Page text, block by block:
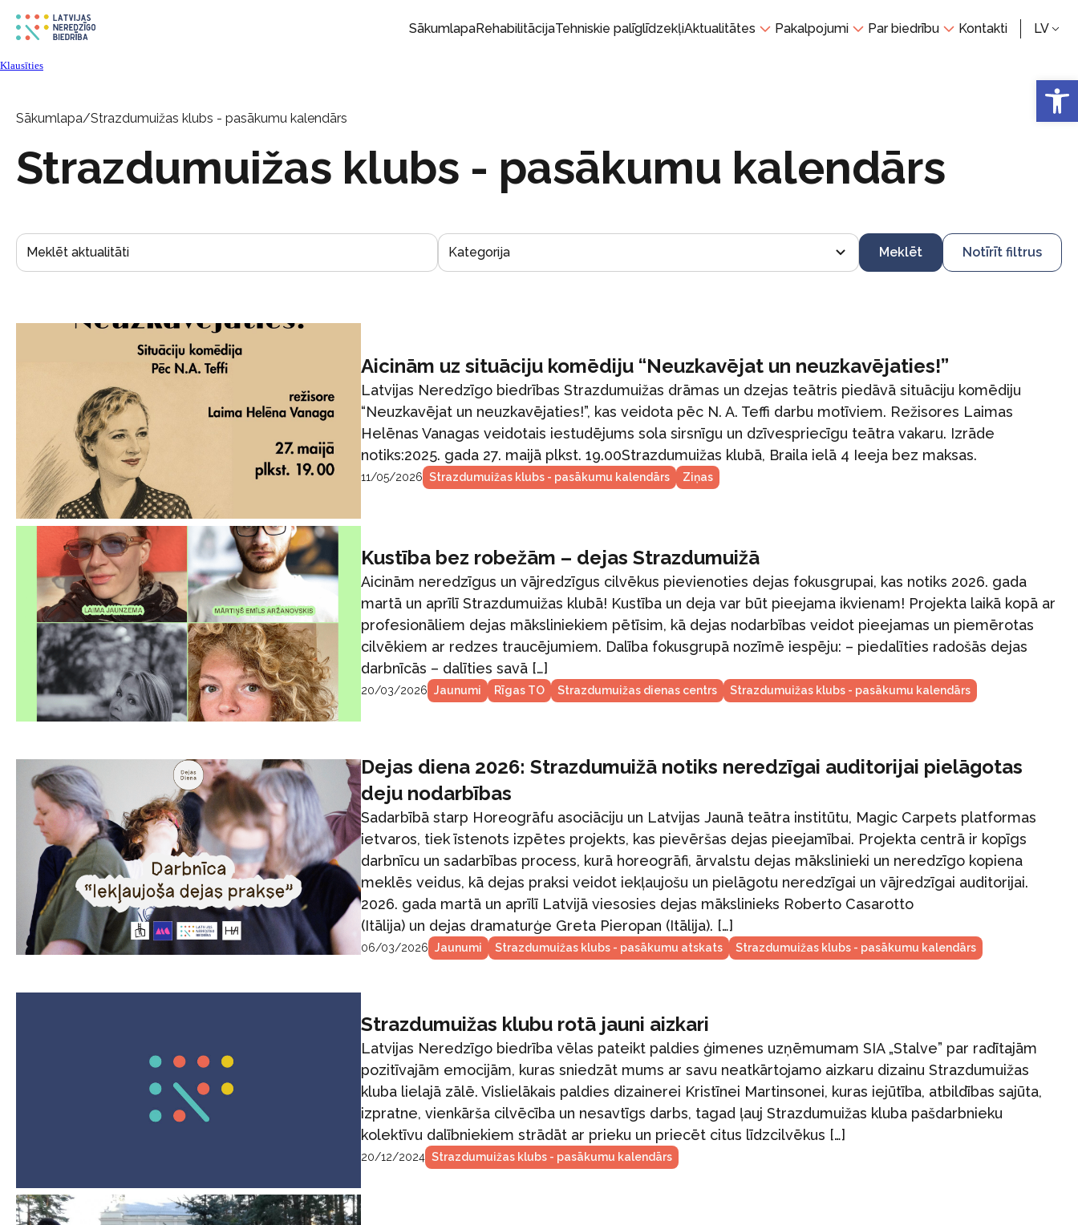
SākumlapaRehabilitācijaTehniskie palīglīdzekļiAktualitātes Pakalpojumi Par biedrību Kontakti LV
Klausīties
Sākumlapa/Strazdumuižas klubs - pasākumu kalendārs
Strazdumuižas klubs - pasākumu kalendārs
Meklēt Notīrīt filtrus
Aicinām uz situāciju komēdiju “Neuzkavējat un neuzkavējaties!”
Latvijas Neredzīgo biedrības Strazdumuižas drāmas un dzejas teātris piedāvā situāciju komēdiju
“Neuzkavējat un neuzkavējaties!”, kas veidota pēc N. A. Teffi darbu motīviem. Režisores Laimas
Helēnas Vanagas veidotais iestudējums sola sirsnīgu un dzīvespriecīgu teātra vakaru. Izrāde
notiks:2025. gada 27. maijā plkst. 19.00Strazdumuižas klubā, Braila ielā 4 Ieeja bez maksas.
11/05/2026 Strazdumuižas klubs - pasākumu kalendārs Ziņas
Kustība bez robežām – dejas Strazdumuižā
Aicinām neredzīgus un vājredzīgus cilvēkus pievienoties dejas fokusgrupai, kas notiks 2026. gada
martā un aprīlī Strazdumuižas klubā! Kustība un deja var būt pieejama ikvienam! Projekta laikā kopā ar
profesionāliem dejas māksliniekiem pētīsim, kā dejas nodarbības veidot pieejamas un piemērotas
cilvēkiem ar redzes traucējumiem. Dalība fokusgrupā nozīmē iespēju: – piedalīties radošās dejas
darbnīcās – dalīties savā […]
20/03/2026 Jaunumi Rīgas TO Strazdumuižas dienas centrs Strazdumuižas klubs - pasākumu kalendārs
Dejas diena 2026: Strazdumuižā notiks neredzīgai auditorijai pielāgotas
deju nodarbības
Sadarbībā starp Horeogrāfu asociāciju un Latvijas Jaunā teātra institūtu, Magic Carpets platformas
ietvaros, tiek īstenots izpētes projekts, kas pievēršas dejas pieejamībai. Projekta centrā ir kopīgs
darbnīcu un sadarbības process, kurā horeogrāfi, ārvalstu dejas mākslinieki un neredzīgo kopiena
meklēs veidus, kā dejas praksi veidot iekļaujošu un pielāgotu neredzīgai un vājredzīgai auditorijai.
2026. gada martā un aprīlī Latvijā viesosies dejas mākslinieks Roberto Casarotto
(Itālija) un dejas dramaturģe Greta Pieropan (Itālija). […]
06/03/2026 Jaunumi Strazdumuižas klubs - pasākumu atskats Strazdumuižas klubs - pasākumu kalendārs
Strazdumuižas klubu rotā jauni aizkari
Latvijas Neredzīgo biedrība vēlas pateikt paldies ģimenes uzņēmumam SIA „Stalve” par radītajām
pozitīvajām emocijām, kuras sniedzāt mums ar savu neatkārtojamo aizkaru dizainu Strazdumuižas
kluba lielajā zālē. Vislielākais paldies dizainerei Kristīnei Martinsonei, kuras iejūtība, atbildības sajūta,
izpratne, vienkārša cilvēcība un nesavtīgs darbs, tagad ļauj Strazdumuižas kluba pašdarbnieku
kolektīvu dalībniekiem strādāt ar prieku un priecēt citus līdzcilvēkus […]
20/12/2024 Strazdumuižas klubs - pasākumu kalendārs